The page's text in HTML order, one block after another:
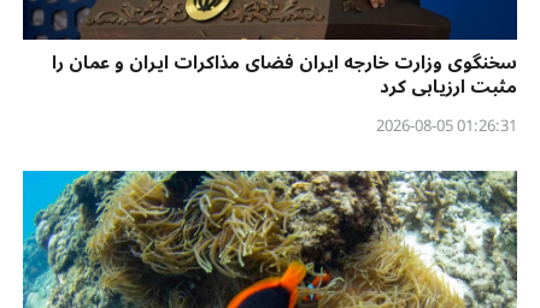
سخنگوی وزارت خارجه ایران فضای مذاکرات ایران و عمان را
مثبت ارزیابی کرد
01:26:31 2026-08-05